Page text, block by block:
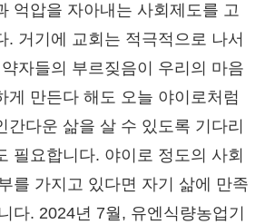
억압을 자아내는 사회제도를 고
. 거기에 교회는 적극적으로 나서
자들의 부르짖음이 우리의 마음
게 만든다 해도 오늘 야이로처럼
간다운 삶을 살 수 있도록 기다리
필요합니다. 야이로 정도의 사회
를 가지고 있다면 자기 삶에 만족
다. 2024년 7월, 유엔식량농업기